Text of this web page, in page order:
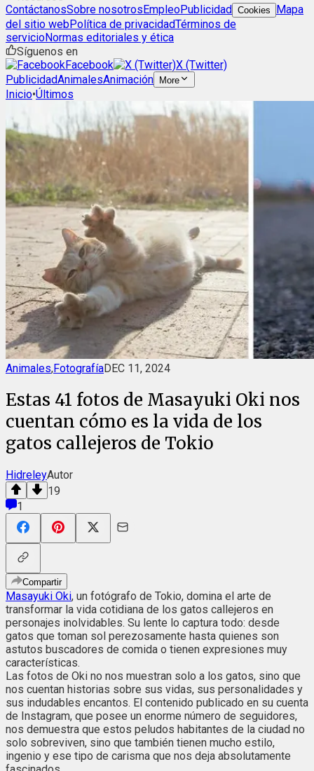
ContáctanosSobre nosotrosEmpleoPublicidad Cookies
Mapa
del sitio webPolítica de privacidadTérminos de
servicioNormas editoriales y ética
Síguenos en
Facebook
X (Twitter)
PublicidadAnimalesAnimación More
Inicio•Últimos
Animales,FotografíaDEC 11, 2024
Estas 41 fotos de Masayuki Oki nos
cuentan cómo es la vida de los
gatos callejeros de Tokio
HidreleyAutor
19
1
Compartir
Masayuki Oki, un fotógrafo de Tokio, domina el arte de
transformar la vida cotidiana de los gatos callejeros en
personajes inolvidables. Su lente lo captura todo: desde
gatos que toman sol perezosamente hasta quienes son
astutos buscadores de comida o tienen expresiones muy
características.
Las fotos de Oki no nos muestran solo a los gatos, sino que
nos cuentan historias sobre sus vidas, sus personalidades y
sus indudables encantos. El contenido publicado en su cuenta
de Instagram, que posee un enorme número de seguidores,
nos demuestra que estos peludos habitantes de la ciudad no
solo sobreviven, sino que también tienen mucho estilo,
ingenio y ese tipo de carisma que nos deja absolutamente